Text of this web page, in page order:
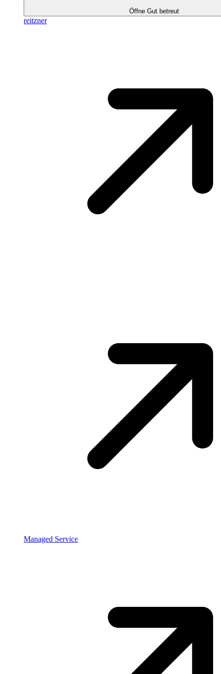
Öffne Gut betreut
reitzner
Managed Service